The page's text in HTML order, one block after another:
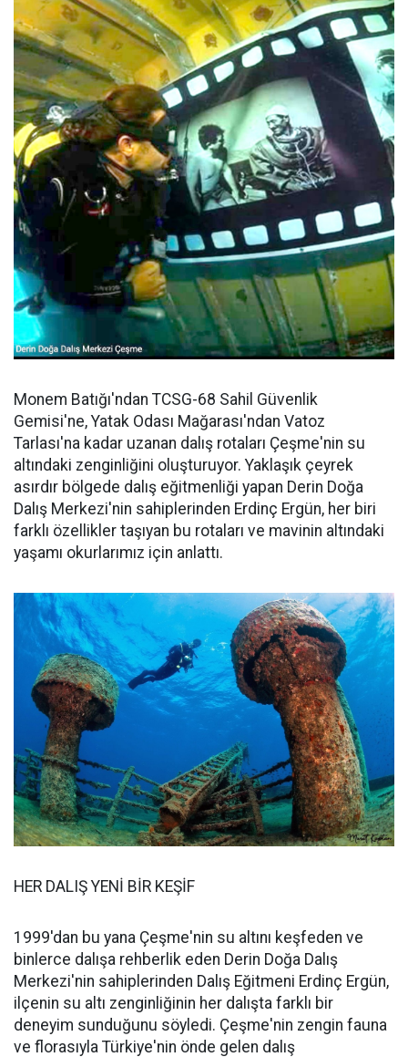
Monem Batığı'ndan TCSG-68 Sahil Güvenlik
Gemisi'ne, Yatak Odası Mağarası'ndan Vatoz
Tarlası'na kadar uzanan dalış rotaları Çeşme'nin su
altındaki zenginliğini oluşturuyor. Yaklaşık çeyrek
asırdır bölgede dalış eğitmenliği yapan Derin Doğa
Dalış Merkezi'nin sahiplerinden Erdinç Ergün, her biri
farklı özellikler taşıyan bu rotaları ve mavinin altındaki
yaşamı okurlarımız için anlattı.
HER DALIŞ YENİ BİR KEŞİF
1999'dan bu yana Çeşme'nin su altını keşfeden ve
binlerce dalışa rehberlik eden Derin Doğa Dalış
Merkezi'nin sahiplerinden Dalış Eğitmeni Erdinç Ergün,
ilçenin su altı zenginliğinin her dalışta farklı bir
deneyim sunduğunu söyledi. Çeşme'nin zengin fauna
ve florasıyla Türkiye'nin önde gelen dalış